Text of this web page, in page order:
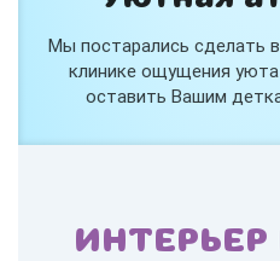
Мы постарались сделать
клинике ощущения
оставить Вашим